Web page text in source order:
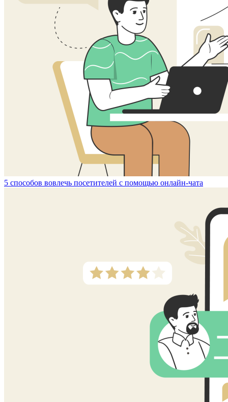
5 способов вовлечь посетителей с помощью онлайн-чата